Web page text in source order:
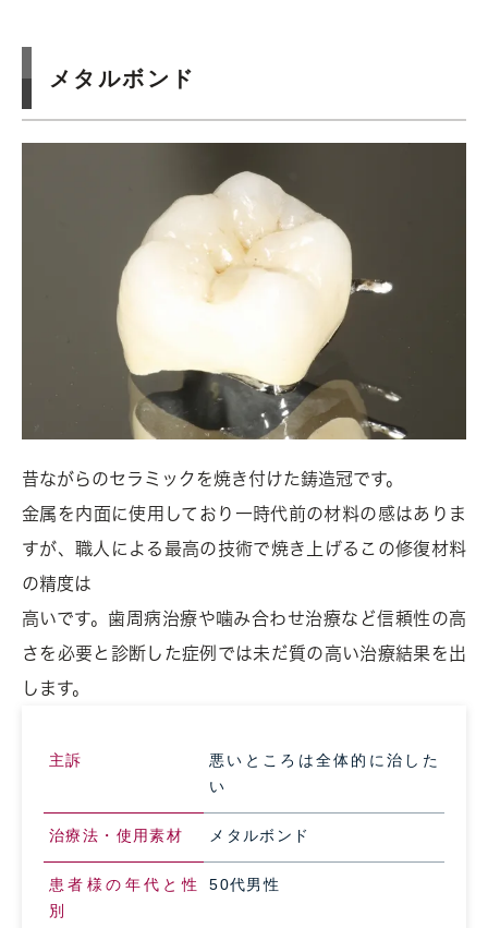
メタルボンド
昔ながらのセラミックを焼き付けた鋳造冠です。
金属を内面に使用しており一時代前の材料の感はありま
すが、職人による最高の技術で焼き上げるこの修復材料
の精度は
高いです。歯周病治療や噛み合わせ治療など信頼性の高
さを必要と診断した症例では未だ質の高い治療結果を出
します。
主訴
悪いところは全体的に治した
い
治療法・使用素材 メタルボンド
患者様の年代と性
別
50代男性